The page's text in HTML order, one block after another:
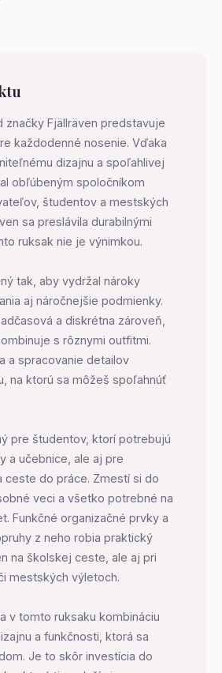
značky Fjällräven predstavuje
každodenné nosenie. Vďaka
dizajnu a spoľahlivej
obľúbeným spoločníkom
študentov a mestských
sa preslávila durabilnými
ruksak nie je výnimkou.
tak, aby vydržal nároky
aj náročnejšie podmienky.
a diskrétna zároveň,
s rôznymi outfitmi.
a spracovanie detailov
na ktorú sa môžeš spoľahnúť
pre študentov, ktorí potrebujú
a učebnice, ale aj pre
ceste do práce. Zmestí si do
veci a všetko potrebné na
Funkčné organizačné prvky a
z neho robia praktický
na školskej ceste, ale aj pri
mestských výletoch.
v tomto ruksaku kombináciu
a funkčnosti, ktorá sa
Je to skôr investícia do